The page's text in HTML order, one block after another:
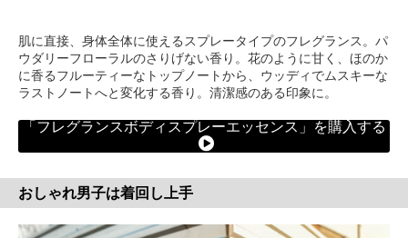
肌に直接、身体全体に使えるスプレータイプのフレグランス。パ
ウダリーフローラルのさりげない香り。花のように甘く、ほのか
に香るフルーティーなトップノートから、ウッディでムスキーな
ラストノートへと変化する香り。清潔感のある印象に。
「フレグランスボディスプレーエッセンス」を購入する
おしゃれ男子は着回し上手